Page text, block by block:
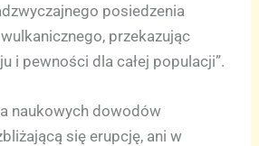
posiedzenia
przekazując
i pewności dla całej populacji”.
naukowych dowodów
się erupcję, ani w